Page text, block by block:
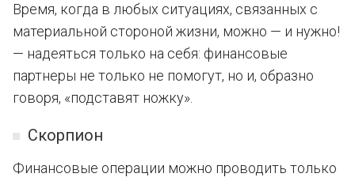
Время, когда в любых ситуациях, связанных с
материальной стороной жизни, можно — и нужно!
— надеяться только на себя: финансовые
партнеры не только не помогут, но и, образно
говоря, «подставят ножку».
Скорпион
Финансовые операции можно проводить только